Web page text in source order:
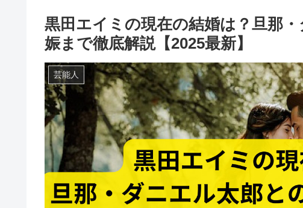
黒田エイミの現在の結婚は？旦那
娠まで徹底解説【2025最新】
芸能人